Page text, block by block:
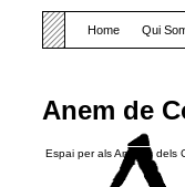
Anem de
Espai per als Amants dels
Home Qui